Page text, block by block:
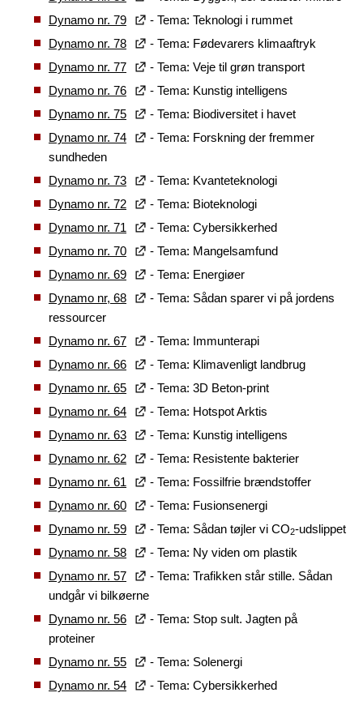
Dynamo nr. 79
- Tema: Teknologi i rummet
Dynamo nr. 78
- Tema: Fødevarers klimaaftryk
Dynamo nr. 77
- Tema: Veje til grøn transport
Dynamo nr. 76
- Tema: Kunstig intelligens
Dynamo nr. 75
- Tema: Biodiversitet i havet
Dynamo nr. 74
- Tema: Forskning der fremmer
sundheden
Dynamo nr. 73
- Tema: Kvanteteknologi
Dynamo nr. 72
- Tema: Bioteknologi
Dynamo nr. 71
- Tema: Cybersikkerhed
Dynamo nr. 70
- Tema: Mangelsamfund
Dynamo nr. 69
- Tema: Energiøer
Dynamo nr, 68
- Tema: Sådan sparer vi på jordens
ressourcer
Dynamo nr. 67
- Tema: Immunterapi
Dynamo nr. 66
- Tema: Klimavenligt landbrug
Dynamo nr. 65
- Tema: 3D Beton-print
Dynamo nr. 64
- Tema: Hotspot Arktis
Dynamo nr. 63
- Tema: Kunstig intelligens
Dynamo nr. 62
- Tema: Resistente bakterier
Dynamo nr. 61
- Tema: Fossilfrie brændstoffer
Dynamo nr. 60
- Tema: Fusionsenergi
Dynamo nr. 59
- Tema: Sådan tøjler vi CO2-udslippet
Dynamo nr. 58
- Tema: Ny viden om plastik
Dynamo nr. 57
- Tema: Trafikken står stille. Sådan
undgår vi bilkøerne
Dynamo nr. 56
- Tema: Stop sult. Jagten på
proteiner
Dynamo nr. 55
- Tema: Solenergi
Dynamo nr. 54
- Tema: Cybersikkerhed